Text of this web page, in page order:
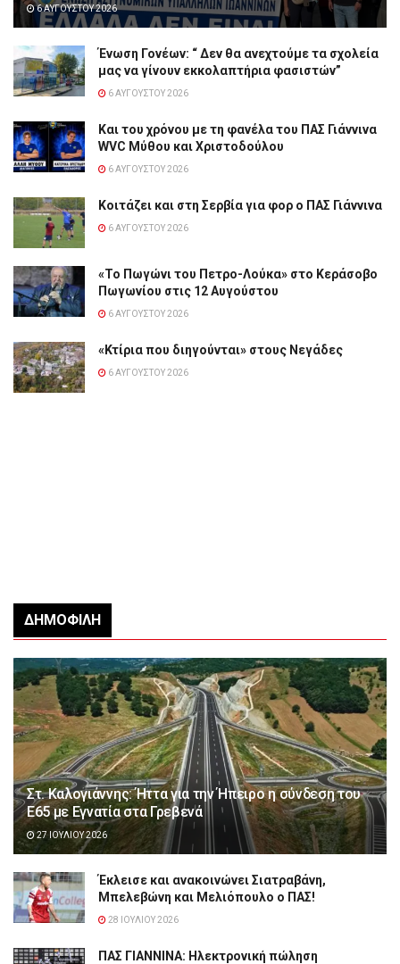
6 ΑΥΓΟΎΣΤΟΥ 2026
Ένωση Γονέων: “ Δεν θα ανεχτούμε τα σχολεία
μας να γίνουν εκκολαπτήρια φασιστών”
6 ΑΥΓΟΎΣΤΟΥ 2026
Και του χρόνου με τη φανέλα του ΠΑΣ Γιάννινα
WVC Μύθου και Χριστοδούλου
6 ΑΥΓΟΎΣΤΟΥ 2026
Κοιτάζει και στη Σερβία για φορ ο ΠΑΣ Γιάννινα
6 ΑΥΓΟΎΣΤΟΥ 2026
«Το Πωγώνι του Πετρο-Λούκα» στο Κεράσοβο
Πωγωνίου στις 12 Αυγούστου
6 ΑΥΓΟΎΣΤΟΥ 2026
«Κτίρια που διηγούνται» στους Νεγάδες
6 ΑΥΓΟΎΣΤΟΥ 2026
ΔΗΜΟΦΙΛΉ
Στ. Καλογιάννης: Ήττα για την Ήπειρο η σύνδεση του
Ε65 με Εγνατία στα Γρεβενά
27 ΙΟΥΛΊΟΥ 2026
Έκλεισε και ανακοινώνει Σιατραβάνη,
Μπελεβώνη και Μελιόπουλο ο ΠΑΣ!
28 ΙΟΥΛΊΟΥ 2026
ΠΑΣ ΓΙΑΝΝΙΝΑ: Hλεκτρονική πώληση